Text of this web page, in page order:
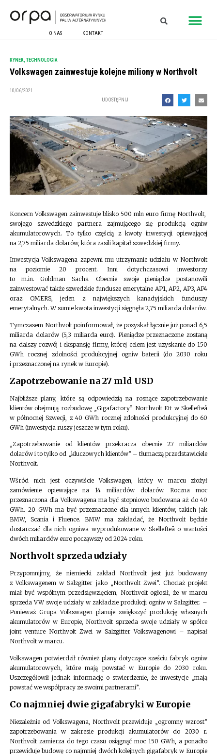
O NAS KONTAKT
RYNEK TECHNOLOGIA
Volkswagen zainwestuje kolejne miliony w Northvolt
10/06/2021
UDOSTĘPNIJ
Koncern Volkswagen zainwestuje blisko 500 mln euro firmę Northvolt,
swojego szwedzkiego partnera zajmującego się produkcją ogniw
akumulatorowych. To tylko częścią z kwoty inwestycji opiewającej
na 2,75 miliarda dolarów, która zasili kapitał szwedzkiej firmy.
Inwestycja Volkswagena zapewni mu utrzymanie udziału w Northvolt
na poziomie 20 procent. Inni dotychczasowi inwestorzy
to m.in. Goldman Sachs. Obecnie swoje pieniądze postanowili
zainwestować także szwedzkie fundusze emerytalne AP1, AP2, AP3, AP4
oraz OMERS, jeden z największych kanadyjskich funduszy
emerytalnych. W sumie kwota inwestycji sięgnęła 2,75 miliarda dolarów.
Tymczasem Northvolt poinformował, że pozyskał łącznie już ponad 6,5
miliarda dolarów (5,3 miliarda euro). Pieniądze przeznaczone zostaną
na dalszy rozwój i ekspansję firmy, której celem jest uzyskanie do 150
GWh rocznej zdolności produkcyjnej ogniw baterii (do 2030 roku
i przeznaczonej na rynek w Europie).
Zapotrzebowanie na 27 mld USD
Najbliższe plany, które są odpowiedzią na rosnące zapotrzebowanie
klientów obejmują rozbudowę „Gigafactory” Northvolt Ett w Skellefteå
w północnej Szwecji, z 40 GWh rocznej zdolności produkcyjnej do 60
GWh (inwestycja ruszy jeszcze w tym roku).
„Zapotrzebowanie od klientów przekracza obecnie 27 miliardów
dolarów i to tylko od „kluczowych klientów” – tłumaczą przedstawiciele
Northvolt.
Wśród nich jest oczywiście Volkswagen, który w marcu złożył
zamówienie opiewające na 14 miliardów dolarów. Roczna moc
przeznaczona dla Volkswagena ma być stopniowo budowana aż do 40
GWh. 20 GWh ma być przeznaczone dla innych klientów, takich jak
BMW, Scania i Fluence. BMW ma zakładać, że Northvolt będzie
dostarczać dla nich ogniwa wyprodukowane w Skellefteå o wartości
dwóch miliardów euro począwszy od 2024 roku.
Northvolt sprzeda udziały
Przypomnijmy, że niemiecki zakład Northvolt jest już budowany
z Volkswagenem w Salzgitter jako „Northvolt Zwei”. Chociaż projekt
miał być wspólnym przedsięwzięciem, Northvolt ogłosił, że w marcu
sprzeda VW swoje udziały w zakładzie produkcji ogniw w Salzgitter. –
Ponieważ Grupa Volkswagen planuje zwiększyć produkcję własnych
akumulatorów w Europie, Northvolt sprzeda swoje udziały w spółce
joint venture Northvolt Zwei w Salzgitter Volkswagenowi – ​​napisał
Northvolt w marcu.
Volkswagen potwierdził również plany dotyczące sześciu fabryk ogniw
akumulatorowych, które mają powstać w Europie do 2030 roku.
Uszczegółowił jednak informację o stwierdzenie, że inwestycje „mają
powstać we współpracy ze swoimi partnerami”.
Co najmniej dwie gigafabryki w Europie
Niezależnie od Volkswagena, Northvolt przewiduje „ogromny wzrost”
zapotrzebowania w zakresie produkcji akumulatorów do 2030 r.
Northvolt zamierza do tego czasu osiągnąć moc 150 GWh, a ponadto
przewiduje budowę co najmniej dwóch kolejnych gigafabryk w Europie